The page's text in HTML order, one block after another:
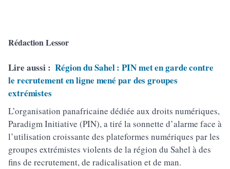
Rédaction Lessor
Lire aussi : Région du Sahel : PIN met en garde contre
le recrutement en ligne mené par des groupes
extrémistes
L’organisation panafricaine dédiée aux droits numériques,
Paradigm Initiative (PIN), a tiré la sonnette d’alarme face à
l’utilisation croissante des plateformes numériques par les
groupes extrémistes violents de la région du Sahel à des
fins de recrutement, de radicalisation et de man.